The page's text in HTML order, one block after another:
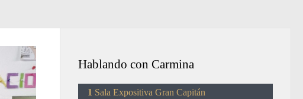
Hablando con Carmina
Sala Expositiva Gran Capitán